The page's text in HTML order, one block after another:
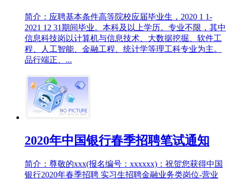
简介：应聘基本条件高等院校应届毕业生，2020 1 1-
2021 12 31期间毕业。本科及以上学历。专业不限，其中
信息科技岗以计算机与信息技术、大数据挖掘、软件工
程、人工智能、金融工程、统计学等理工科专业为主。
品行端正、...
2020年中国银行春季招聘笔试通知
简介：尊敬的xxx(报名编号：xxxxxx)：祝贺您获得中国
银行2020年春季招聘 实习生招聘金融业务类岗位-营业